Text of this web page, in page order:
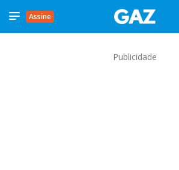
Assine
Publicidade